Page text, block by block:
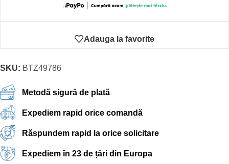
Adauga la favorite
SKU: BTZ49786
Metodă sigură de plată
Expediem rapid orice comandă
Răspundem rapid la orice solicitare
Expediem în 23 de țări din Europa